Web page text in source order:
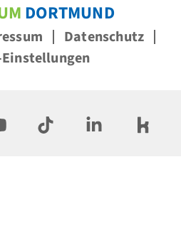
DORTMUND
Datenschutz